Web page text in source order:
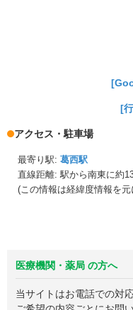
[
アクセス・駐車場
最寄り駅: 葛西駅
直線距離: 駅から南東に約
(この情報は経緯度情報を
医療機関・薬局 の方へ
当サイトはお電話での対